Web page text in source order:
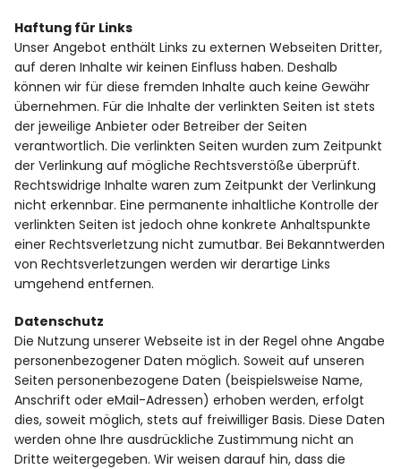
Haftung für Links
Unser Angebot enthält Links zu externen Webseiten Dritter,
auf deren Inhalte wir keinen Einfluss haben. Deshalb
können wir für diese fremden Inhalte auch keine Gewähr
übernehmen. Für die Inhalte der verlinkten Seiten ist stets
der jeweilige Anbieter oder Betreiber der Seiten
verantwortlich. Die verlinkten Seiten wurden zum Zeitpunkt
der Verlinkung auf mögliche Rechtsverstöße überprüft.
Rechtswidrige Inhalte waren zum Zeitpunkt der Verlinkung
nicht erkennbar. Eine permanente inhaltliche Kontrolle der
verlinkten Seiten ist jedoch ohne konkrete Anhaltspunkte
einer Rechtsverletzung nicht zumutbar. Bei Bekanntwerden
von Rechtsverletzungen werden wir derartige Links
umgehend entfernen.
Datenschutz
Die Nutzung unserer Webseite ist in der Regel ohne Angabe
personenbezogener Daten möglich. Soweit auf unseren
Seiten personenbezogene Daten (beispielsweise Name,
Anschrift oder eMail-Adressen) erhoben werden, erfolgt
dies, soweit möglich, stets auf freiwilliger Basis. Diese Daten
werden ohne Ihre ausdrückliche Zustimmung nicht an
Dritte weitergegeben. Wir weisen darauf hin, dass die